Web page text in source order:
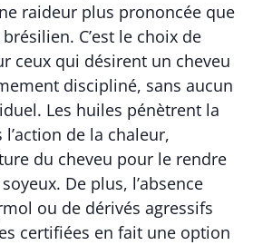
raideur plus prononcée que
C’est le choix de
ceux qui désirent un cheveu
discipliné, sans aucun
Les huiles pénètrent la
de la chaleur,
du cheveu pour le rendre
De plus, l’absence
ou de dérivés agressifs
certifiées en fait une option